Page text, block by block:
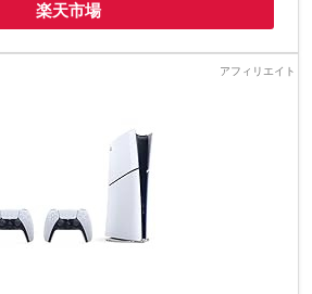
楽天市場